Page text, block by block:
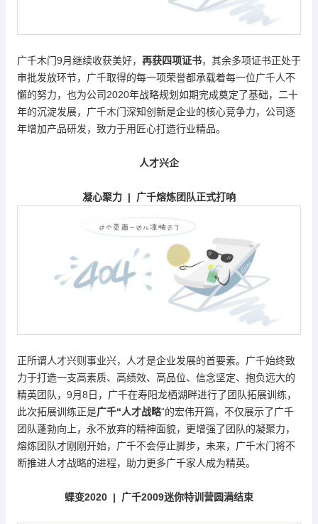
广千木门9月继续收获美好， 再获四项证书，其余多项证书正处于
审批发放环节，广千取得的每一项荣誉都承载着每一位广千人不
懈的努力，也为公司2020年战略规划如期完成奠定了基础，二十
年的沉淀发展，广千木门深知创新是企业的核心竞争力，公司逐
年增加产品研发，致力于用匠心打造行业精品。
人才兴企
凝心聚力 | 广千熔炼团队正式打响
正所谓人才兴则事业兴，人才是企业发展的首要素。广千始终致
力于打造一支高素质、高绩效、高品位、信念坚定、抱负远大的
精英团队， 9月8日，广千在寿阳龙栖湖畔进行了团队拓展训练，
此次拓展训练正是广千“人才战略“的宏伟开篇，不仅展示了广千
团队蓬勃向上，永不放弃的精神面貌，更增强了团队的凝聚力，
熔炼团队才刚刚开始，广千不会停止脚步，未来，广千木门将不
断推进人才战略的进程，助力更多广千家人成为精英。
蝶变2020 | 广千2009迷你特训营圆满结束